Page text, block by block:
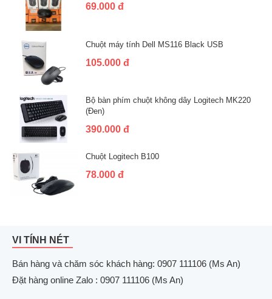
69.000 đ
Chuột máy tính Dell MS116 Black USB
105.000 đ
Bộ bàn phím chuột không dây Logitech MK220
(Đen)
390.000 đ
Chuột Logitech B100
78.000 đ
VI TÍNH NÉT
Bán hàng và chăm sóc khách hàng: 0907 111106 (Ms An)
Đặt hàng online Zalo : 0907 111106 (Ms An)